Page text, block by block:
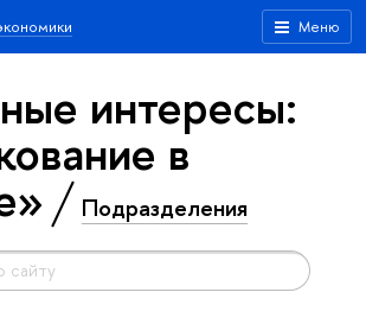
Меню
интересы:
в
Подразделения